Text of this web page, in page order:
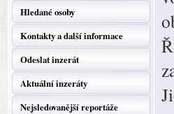
Hledané osoby
Kontakty a další informace
Odeslat inzerát
Aktuální inzeráty
Nejsledovanější reportáže